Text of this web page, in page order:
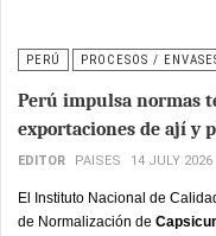
procesos productivos y
PERÚ PROCESOS /
Perú impulsa normas
exportaciones de ají y
EDITOR PAISES 14 JULY 2026
El Instituto Nacional de
de Normalización de